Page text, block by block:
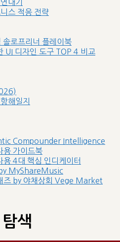
대기
스 적응 전략
로프리너 플레이북
UI 디자인 도구 TOP 4 비교
해일지
Compounder Intelligence
용 가이드북
용 4대 핵심 인디케이터
MyShareMusic
즈 by 야채상회 Vege Market
색